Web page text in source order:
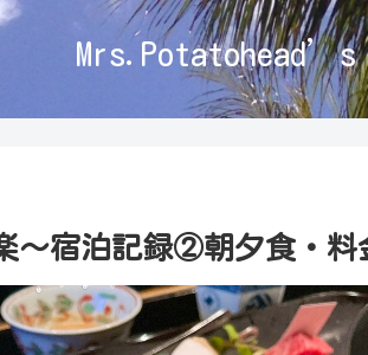
宿泊記録②朝夕食・料